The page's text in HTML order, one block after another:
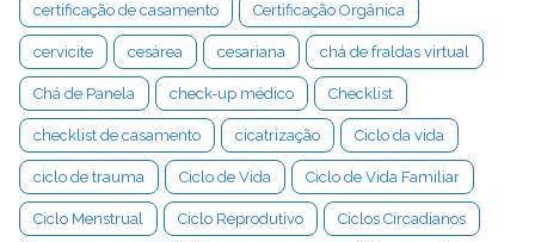
certificação de casamento Certificação Orgânica
cervicite cesárea cesariana chá de fraldas virtual
Chá de Panela check-up médico Checklist
checklist de casamento cicatrização Ciclo da vida
ciclo de trauma Ciclo de Vida Ciclo de Vida Familiar
Ciclo Menstrual Ciclo Reprodutivo Ciclos Circadianos